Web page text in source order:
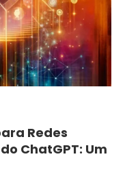
Redes
ChatGPT: Um